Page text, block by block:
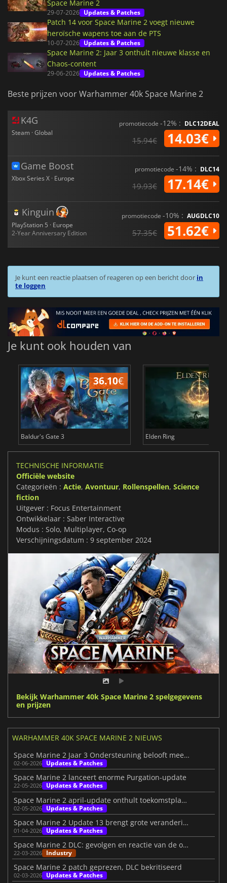
Space Marine 2
29-07-2026 Updates & Patches
Patch 14 voor Space Marine 2 voegt nieuwe
heroïsche wapens toe aan de PTS
10-07-2026 Updates & Patches
Space Marine 2: Jaar 3 onthult nieuwe klasse en
Chaos-content
29-06-2026 Updates & Patches
Beste prijzen voor Warhammer 40k Space Marine 2
K4G
Steam · Global
promotiecode -12% : DLC12DEAL
15.94€ 14.03€
Game Boost
Xbox Series X · Europe
promotiecode -14% : DLC14
19.93€ 17.14€
Kinguin
PlayStation 5 · Europe
2-Year Anniversary Edition
promotiecode -10% : AUGDLC10
57.35€ 51.62€
Je kunt een reactie plaatsen of reageren op een bericht door in
te loggen
Je kunt ook houden van
36.10€
Baldur's Gate 3 Elden Ring
TECHNISCHE INFORMATIE
Officiële website
Categorieën : Actie, Avontuur, Rollenspellen, Science
fiction
Uitgever : Focus Entertainment
Ontwikkelaar : Saber Interactive
Modus : Solo, Multiplayer, Co-op
Verschijningsdatum : 9 september 2024
Bekijk Warhammer 40k Space Marine 2 spelgegevens
en prijzen
WARHAMMER 40K SPACE MARINE 2 NIEUWS
Space Marine 2 Jaar 3 Ondersteuning belooft meer epische gevechten
02-06-2026 Updates & Patches
Space Marine 2 lanceert enorme Purgation-update
22-05-2026 Updates & Patches
Space Marine 2 april-update onthult toekomstplannen
02-05-2026 Updates & Patches
Space Marine 2 Update 13 brengt grote veranderingen in Siege Mode
01-04-2026 Updates & Patches
Space Marine 2 DLC: gevolgen en reactie van de ontwikkelaar
22-03-2026 Industry
Space Marine 2 patch geprezen, DLC bekritiseerd
02-03-2026 Updates & Patches